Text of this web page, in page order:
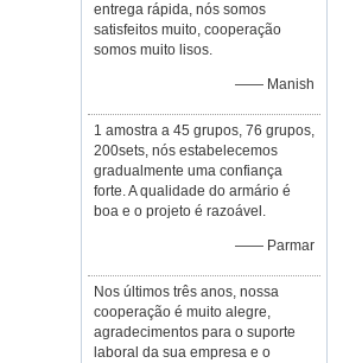
entrega rápida, nós somos
satisfeitos muito, cooperação
somos muito lisos.
—— Manish
1 amostra a 45 grupos, 76 grupos,
200sets, nós estabelecemos
gradualmente uma confiança
forte. A qualidade do armário é
boa e o projeto é razoável.
—— Parmar
Nos últimos três anos, nossa
cooperação é muito alegre,
agradecimentos para o suporte
laboral da sua empresa e o